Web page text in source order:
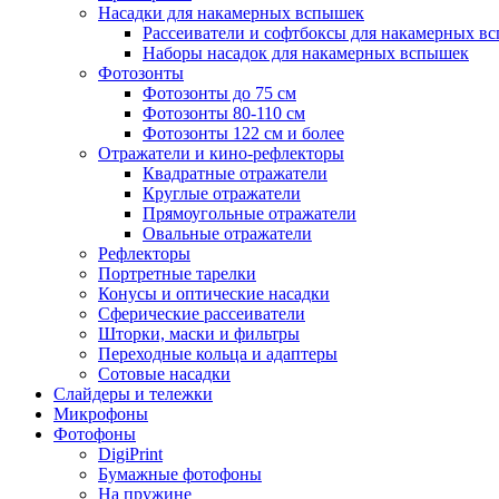
Насадки для накамерных вспышек
Рассеиватели и софтбоксы для накамерных
Наборы насадок для накамерных вспышек
Фотозонты
Фотозонты до 75 см
Фотозонты 80-110 см
Фотозонты 122 см и более
Отражатели и кино-рефлекторы
Квадратные отражатели
Круглые отражатели
Прямоугольные отражатели
Овальные отражатели
Рефлекторы
Портретные тарелки
Конусы и оптические насадки
Сферические рассеиватели
Шторки, маски и фильтры
Переходные кольца и адаптеры
Сотовые насадки
Слайдеры и тележки
Микрофоны
Фотофоны
DigiPrint
Бумажные фотофоны
На пружине